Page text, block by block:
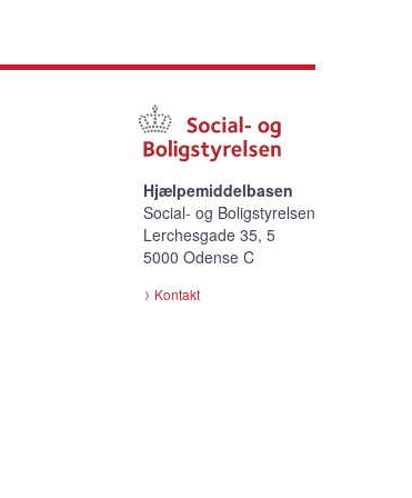
Hjælpemiddelbasen
Social- og Boligstyrelsen
Lerchesgade 35, 5
5000 Odense C
Kontakt